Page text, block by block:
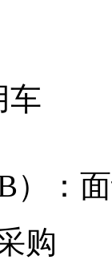
车
：
购